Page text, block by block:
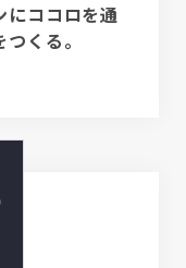
にココロを通
くる。